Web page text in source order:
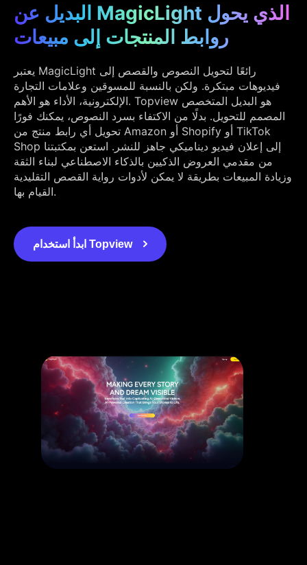
البديل عن MagicLight الذي يحول
روابط المنتجات إلى مبيعات
يعتبر MagicLight رائعًا لتحويل النصوص والقصص إلى
فيديوهات مبتكرة. ولكن بالنسبة للمسوقين وعلامات التجارة
الإلكترونية، الأداء هو الأهم. Topview هو البديل المتخصص
المصمم للتحويل. بدلًا من الاكتفاء بسرد النصوص، يمكنك فورًا
تحويل أي رابط منتج من Amazon أو Shopify أو TikTok
Shop إلى إعلان فيديو ديناميكي جاهز للنشر. استعن بمكتبتنا
من مقدمي العروض الذكيين بالذكاء الاصطناعي لبناء الثقة
وزيادة المبيعات بطريقة لا يمكن لأدوات رواية القصص التقليدية
القيام بها.
ابدأ استخدام Topview